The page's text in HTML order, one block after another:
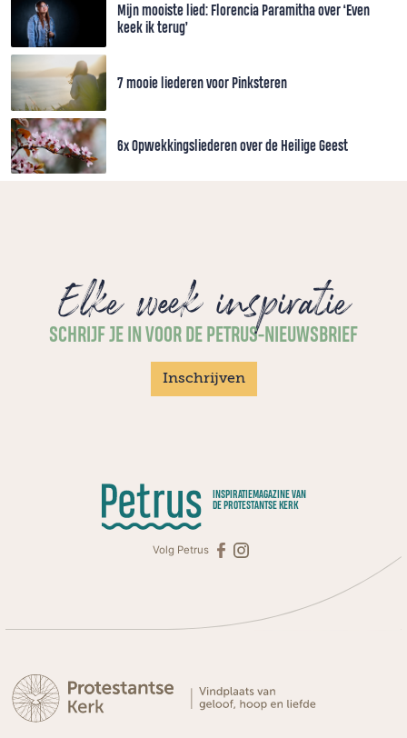
Mijn mooiste lied: Florencia Paramitha over ‘Even
keek ik terug’
7 mooie liederen voor Pinksteren
6x Opwekkingsliederen over de Heilige Geest
Elke week inspiratie
SCHRIJF JE IN VOOR DE PETRUS-NIEUWSBRIEF
Inschrijven
INSPIRATIEMAGAZINE VAN
DE PROTESTANTSE KERK
Volg Petrus